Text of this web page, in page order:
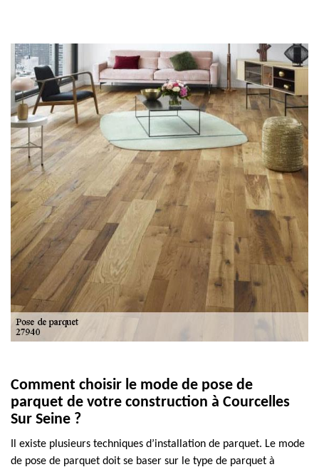
Comment choisir le mode de pose de
parquet de votre construction à Courcelles
Sur Seine ?
Il existe plusieurs techniques d’installation de parquet. Le mode
de pose de parquet doit se baser sur le type de parquet à